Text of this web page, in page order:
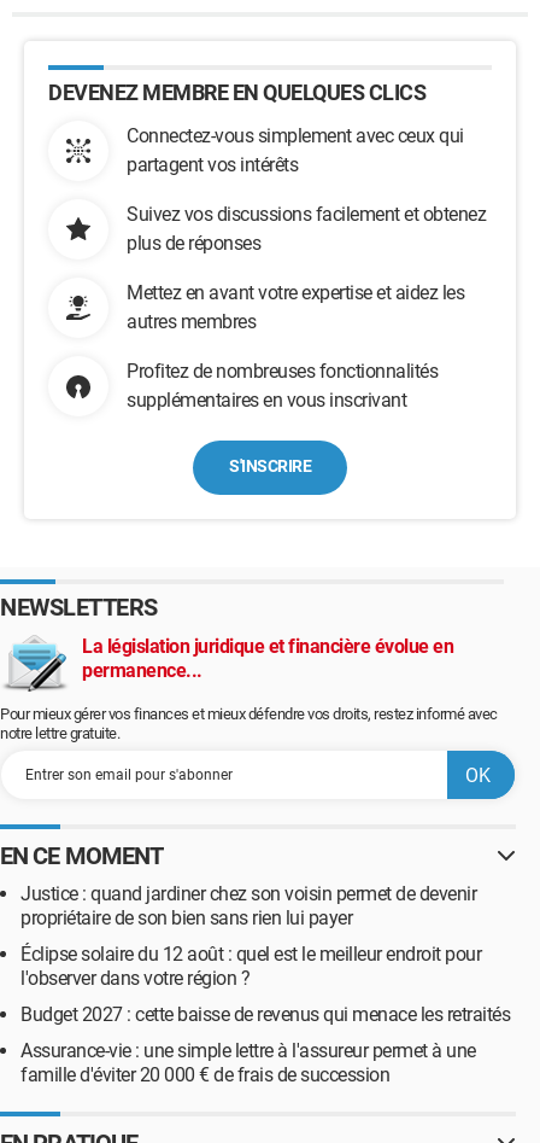
DEVENEZ MEMBRE EN QUELQUES CLICS
Connectez-vous simplement avec ceux qui
partagent vos intérêts
Suivez vos discussions facilement et obtenez
plus de réponses
Mettez en avant votre expertise et aidez les
autres membres
Profitez de nombreuses fonctionnalités
supplémentaires en vous inscrivant
S'INSCRIRE
NEWSLETTERS
La législation juridique et financière évolue en
permanence...
Pour mieux gérer vos finances et mieux défendre vos droits, restez informé avec
notre lettre gratuite.
EN CE MOMENT
Justice : quand jardiner chez son voisin permet de devenir
propriétaire de son bien sans rien lui payer
Éclipse solaire du 12 août : quel est le meilleur endroit pour
l'observer dans votre région ?
Budget 2027 : cette baisse de revenus qui menace les retraités
Assurance-vie : une simple lettre à l'assureur permet à une
famille d'éviter 20 000 € de frais de succession